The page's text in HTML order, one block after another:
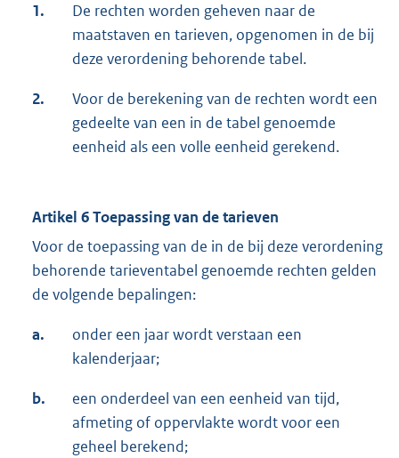
1.
De rechten worden geheven naar de
maatstaven en tarieven, opgenomen in de bij
deze verordening behorende tabel.
2.
Voor de berekening van de rechten wordt een
gedeelte van een in de tabel genoemde
eenheid als een volle eenheid gerekend.
Artikel 6 Toepassing van de tarieven
Voor de toepassing van de in de bij deze verordening
behorende tarieventabel genoemde rechten gelden
de volgende bepalingen:
a.
onder een jaar wordt verstaan een
kalenderjaar;
b.
een onderdeel van een eenheid van tijd,
afmeting of oppervlakte wordt voor een
geheel berekend;